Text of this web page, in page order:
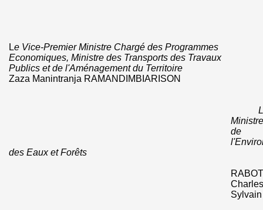
Le Vice-Premier Ministre Chargé des Programmes
Econo­miques, Ministre des Transports des Travaux
Publics et de l'Aménagement du Territoire
Zaza Manintranja RAMANDIMBIARISON
Ministre
de
des Eaux et Forêts
Charles
Sylvain